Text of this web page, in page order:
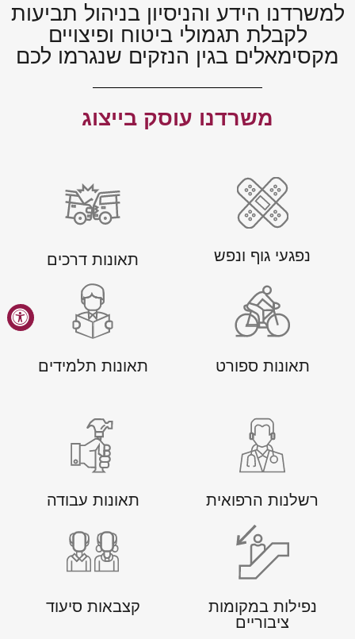
למשרדנו הידע והניסיון בניהול תביעות
לקבלת תגמולי ביטוח ופיצויים
מקסימאלים בגין הנזקים שנגרמו לכם
משרדנו עוסק בייצוג
נפגעי גוף ונפש תאונות דרכים
תאונות ספורט תאונות תלמידים
רשלנות הרפואית תאונות עבודה
נפילות במקומות
ציבוריים
קצבאות סיעוד